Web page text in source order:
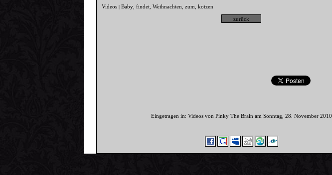
Videos |Baby ,findet ,Weihnachten ,zum ,kotzen
Eingetragen in: Videos von Pinky The Brain am Sonntag, 28. November 2010